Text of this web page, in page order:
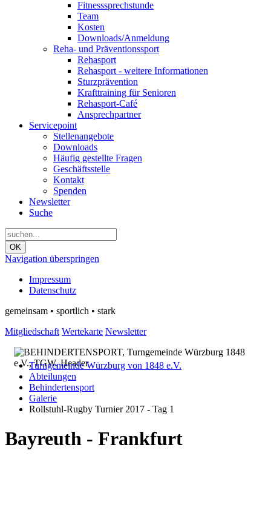
Fitnesssprechstunde
Team
Kosten
Downloads/Anmeldung
Reha- und Präventionssport
Rehasport
Rehasport - weitere Informationen
Sturzprävention
Krafttraining für Senioren
Rehasport-Café
Ansprechpartner
Servicepoint
Stellenangebote
Downloads
Häufig gestellte Fragen
Geschäftsstelle
Kontakt
Spenden
Newsletter
Suche
OK
Navigation überspringen
Impressum
Datenschutz
gemeinsam • sportlich • stark
Mitgliedschaft Wertekarte Newsletter
Turngemeinde Würzburg von 1848 e.V.
Abteilungen
Behindertensport
Galerie
Rollstuhl-Rugby Turnier 2017 - Tag 1
Bayreuth - Frankfurt